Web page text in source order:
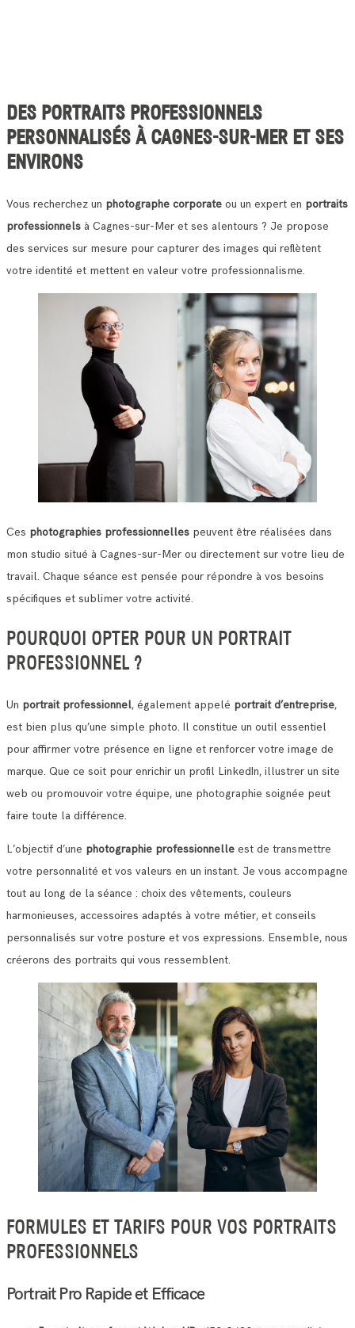
DES PORTRAITS PROFESSIONNELS
PERSONNALISÉS À CAGNES-SUR-MER ET SES
ENVIRONS
Vous recherchez un photographe corporate ou un expert en portraits
professionnels à Cagnes-sur-Mer et ses alentours ? Je propose
des services sur mesure pour capturer des images qui reflètent
votre identité et mettent en valeur votre professionnalisme.
Ces photographies professionnelles peuvent être réalisées dans
mon studio situé à Cagnes-sur-Mer ou directement sur votre lieu de
travail. Chaque séance est pensée pour répondre à vos besoins
spécifiques et sublimer votre activité.
POURQUOI OPTER POUR UN PORTRAIT
PROFESSIONNEL ?
Un portrait professionnel, également appelé portrait d’entreprise,
est bien plus qu’une simple photo. Il constitue un outil essentiel
pour affirmer votre présence en ligne et renforcer votre image de
marque. Que ce soit pour enrichir un profil LinkedIn, illustrer un site
web ou promouvoir votre équipe, une photographie soignée peut
faire toute la différence.
L’objectif d’une photographie professionnelle est de transmettre
votre personnalité et vos valeurs en un instant. Je vous accompagne
tout au long de la séance : choix des vêtements, couleurs
harmonieuses, accessoires adaptés à votre métier, et conseils
personnalisés sur votre posture et vos expressions. Ensemble, nous
créerons des portraits qui vous ressemblent.
FORMULES ET TARIFS POUR VOS PORTRAITS
PROFESSIONNELS
Portrait Pro Rapide et Efficace